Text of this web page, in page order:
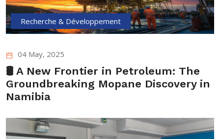
Recherche & Développement
04 May, 2025
🛢️ A New Frontier in Petroleum: The
Groundbreaking Mopane Discovery in
Namibia